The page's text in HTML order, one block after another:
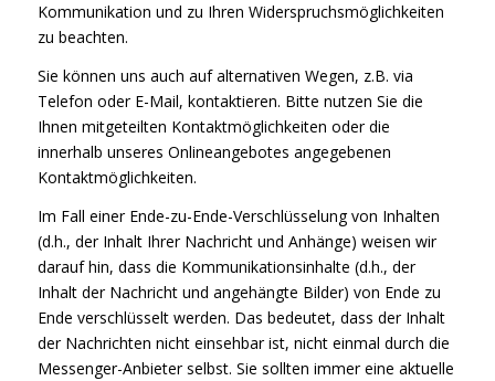
Kommunikation und zu Ihren Widerspruchsmöglichkeiten
zu beachten.
Sie können uns auch auf alternativen Wegen, z.B. via
Telefon oder E-Mail, kontaktieren. Bitte nutzen Sie die
Ihnen mitgeteilten Kontaktmöglichkeiten oder die
innerhalb unseres Onlineangebotes angegebenen
Kontaktmöglichkeiten.
Im Fall einer Ende-zu-Ende-Verschlüsselung von Inhalten
(d.h., der Inhalt Ihrer Nachricht und Anhänge) weisen wir
darauf hin, dass die Kommunikationsinhalte (d.h., der
Inhalt der Nachricht und angehängte Bilder) von Ende zu
Ende verschlüsselt werden. Das bedeutet, dass der Inhalt
der Nachrichten nicht einsehbar ist, nicht einmal durch die
Messenger-Anbieter selbst. Sie sollten immer eine aktuelle